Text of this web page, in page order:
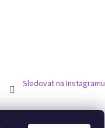
Sledovat na Instagramu